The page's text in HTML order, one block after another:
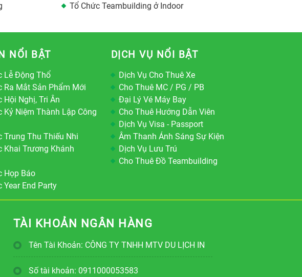
Tổ Chức Teambuilding ở Indoor
NỔI BẬT
Lễ Động Thổ
Ra Mắt Sản Phẩm Mới
Hội Nghị, Tri Ân
Kỷ Niệm Thành Lập Công
Trung Thu Thiếu Nhi
Khai Trương Khánh
Họp Báo
Year End Party
DỊCH VỤ NỔI BẬT
Dịch Vụ Cho Thuê Xe
Cho Thuê MC / PG / PB
Đại Lý Vé Máy Bay
Cho Thuê Hướng Dẫn Viên
Dịch Vụ Visa - Passport
Âm Thanh Ánh Sáng Sự Kiện
Dịch Vụ Lưu Trú
Cho Thuê Đồ Teambuilding
TÀI KHOẢN NGÂN HÀNG
Tên Tài Khoản: CÔNG TY TNHH MTV DU LỊCH IN
Số tài khoản: 0911000053583